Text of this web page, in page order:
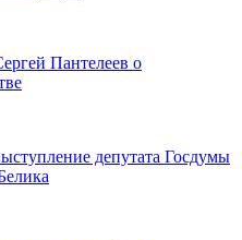
Пантелеев о
депутата Госдумы